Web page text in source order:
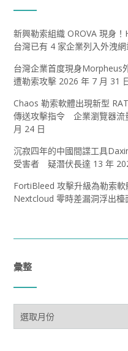
新興勒索組織 OROVA 現身
台灣已有 4 家企業列入外洩
台灣企業首度現身Morpheus
遭勒索攻擊 2026 年 7 月 31
Chaos 勒索軟體出現新型
傳送攻擊指令 企業瀏覽器流
月 24 日
沉寂四年的中國間諜工具
受害者 疑潛伏長達 13 年
FortiBleed 攻擊升級為勒索
Nextcloud 零時差漏洞浮出檯
彙整
彙
整